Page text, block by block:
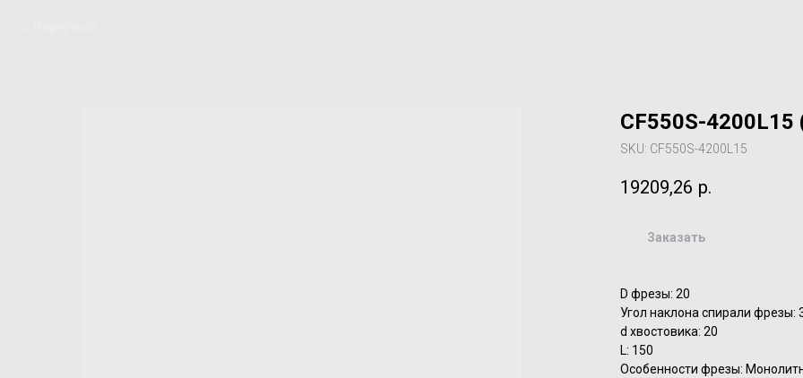
CF550S-
SKU: CF550S-4200L15
19209,26 р.
Заказать
D фрезы: 20
Угол наклона спирали фрезы:
d хвостовика: 20
L: 150
Особенности фрезы: